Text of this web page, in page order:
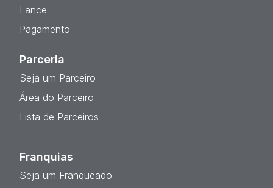
Lance
Pagamento
Parceria
Seja um Parceiro
Área do Parceiro
Lista de Parceiros
Franquias
Seja um Franqueado